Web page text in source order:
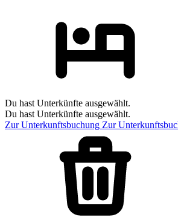
Du hast Unterkünfte ausgewählt.
Du hast Unterkünfte ausgewählt.
Zur Unterkunftsbuchung Zur